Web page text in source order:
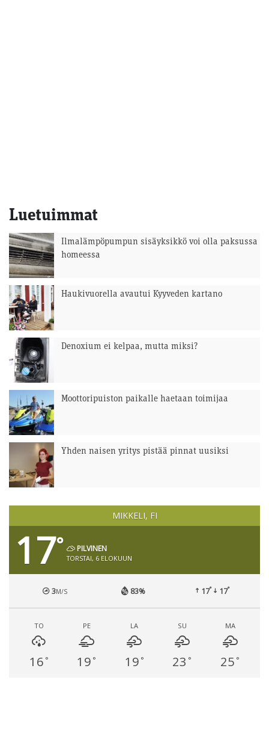
Luetuimmat
Ilmalämpöpumpun sisäyksikkö voi olla paksussa
homeessa
Haukivuorella avautui Kyyveden kartano
Denoxium ei kelpaa, mutta miksi?
Moottoripuiston paikalle haetaan toimijaa
Yhden naisen yritys pistää pinnat uusiksi
MIKKELI, FI
17° PILVINEN
TORSTAI, 6 ELOKUUN
3M/S 83% 17° 17°
TO
16 °
PE
19 °
LA
19 °
SU
23 °
MA
25 °